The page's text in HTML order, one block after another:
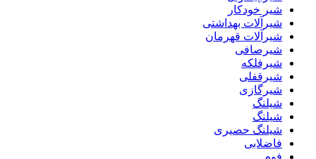
شیر خودکار
شیرآلات بهداشتی
شیرآلات قهرمان
شیرصافی
شیرفلکه
شیرقفلی
شیرگازی
شیلنگ
شیلنگ
شیلنگ حصیری
فاضلابی
فوم